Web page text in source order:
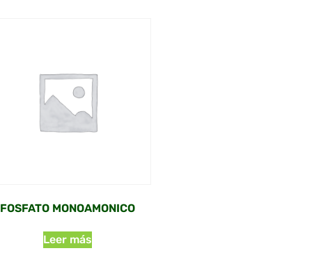
FOSFATO MONOAMONICO
Leer más